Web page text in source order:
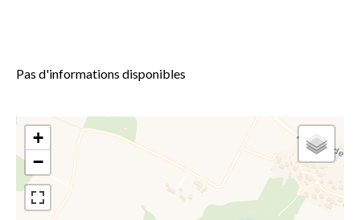
Pas d'informations disponibles
+
−